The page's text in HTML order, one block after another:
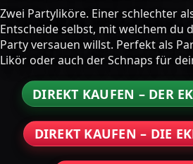
Zwei Partyliköre. Einer schlechter
Entscheide selbst, mit welchem du
Party versauen willst. Perfekt als
Likör oder auch der Schnaps für
DIREKT KAUFEN – DER
DIREKT KAUFEN – DIE